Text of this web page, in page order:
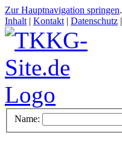
Zur Hauptnavigation springen.
Inhalt | Kontakt | Datenschutz |
Name: